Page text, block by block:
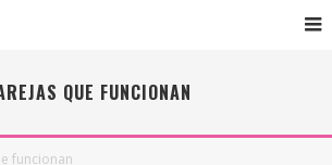
QUE FUNCIONAN
funcionan